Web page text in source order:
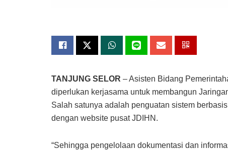
TANJUNG SELOR – Asisten Bidang
diperlukan kerjasama untuk membangun
Salah satunya adalah penguatan sistem
dengan website pusat JDIHN.
“Sehingga pengelolaan dokumentasi dan